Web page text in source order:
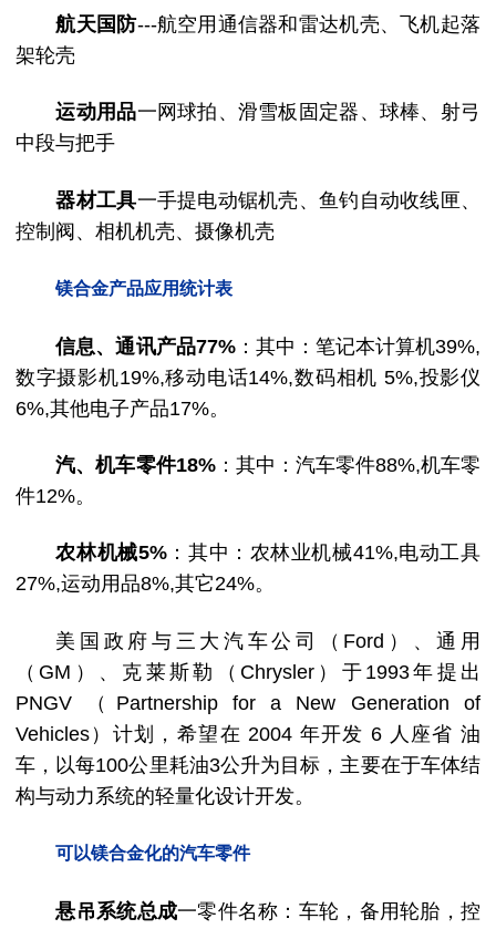
航天国防---航空用通信器和雷达机壳、飞机起落
架轮壳
运动用品一网球拍、滑雪板固定器、球棒、射弓
中段与把手
器材工具一手提电动锯机壳、鱼钓自动收线匣、
控制阀、相机机壳、摄像机壳
镁合金产品应用统计表
信息、通讯产品77%：其中：笔记本计算机39%,
数字摄影机19%,移动电话14%,数码相机 5%,投影仪
6%,其他电子产品17%。
汽、机车零件18%：其中：汽车零件88%,机车零
件12%。
农林机械5%：其中：农林业机械41%,电动工具
27%,运动用品8%,其它24%。
美国政府与三大汽车公司（Ford）、通用
（GM）、克莱斯勒（Chrysler）于1993年提出
PNGV （Partnership for a New Generation of
Vehicles）计划，希望在 2004 年开发 6 人座省 油
车，以每100公里耗油3公升为目标，主要在于车体结
构与动力系统的轻量化设计开发。
可以镁合金化的汽车零件
悬吊系统总成一零件名称：车轮，备用轮胎，控